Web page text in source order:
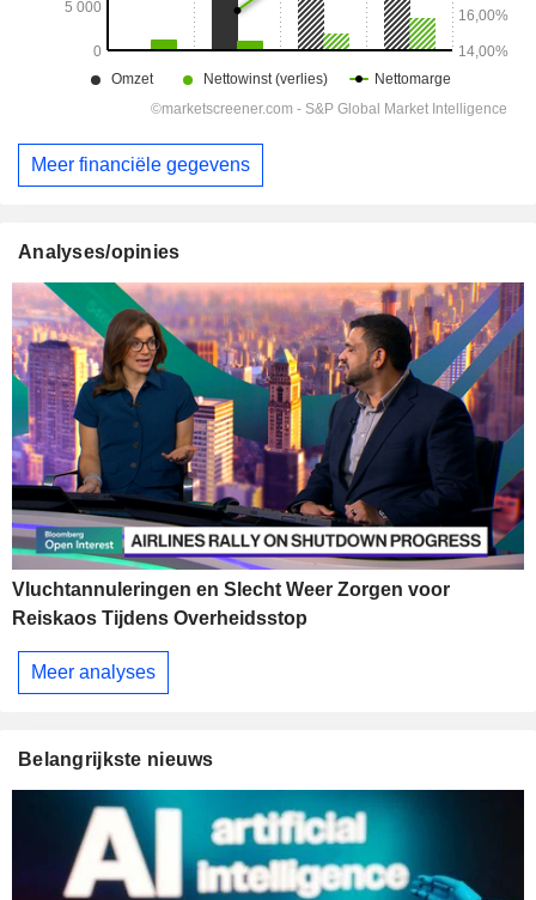
Meer financiële gegevens
Analyses/opinies
Vluchtannuleringen en Slecht Weer Zorgen voor
Reiskaos Tijdens Overheidsstop
Meer analyses
Belangrijkste nieuws